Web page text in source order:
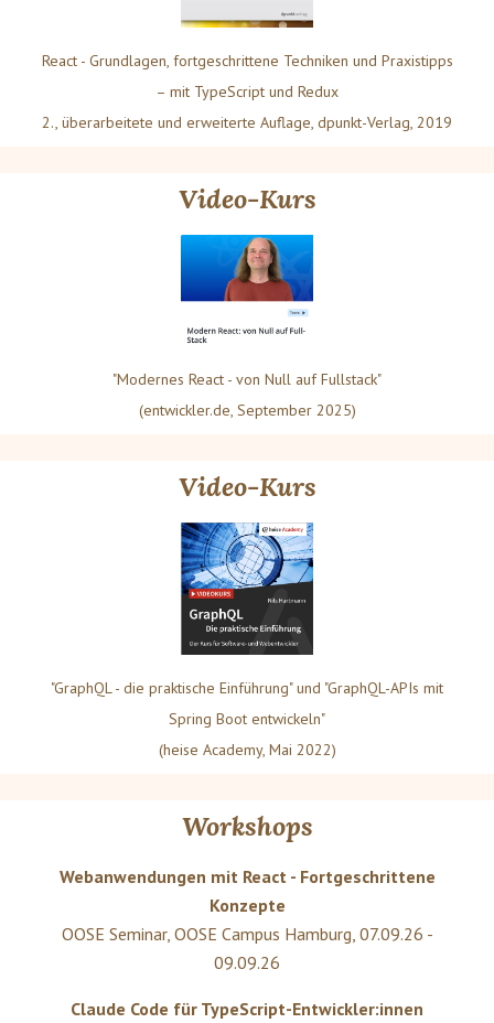
React - Grundlagen, fortgeschrittene Techniken und Praxistipps
– mit TypeScript und Redux
2., überarbeitete und erweiterte Auflage, dpunkt-Verlag, 2019
Video-Kurs
"Modernes React - von Null auf Fullstack"
(entwickler.de, September 2025)
Video-Kurs
"GraphQL - die praktische Einführung" und "GraphQL-APIs mit
Spring Boot entwickeln"
(heise Academy, Mai 2022)
Workshops
Webanwendungen mit React - Fortgeschrittene
Konzepte
OOSE Seminar, OOSE Campus Hamburg 07.09.26 -
09.09.26
Claude Code für TypeScript-Entwickler:innen